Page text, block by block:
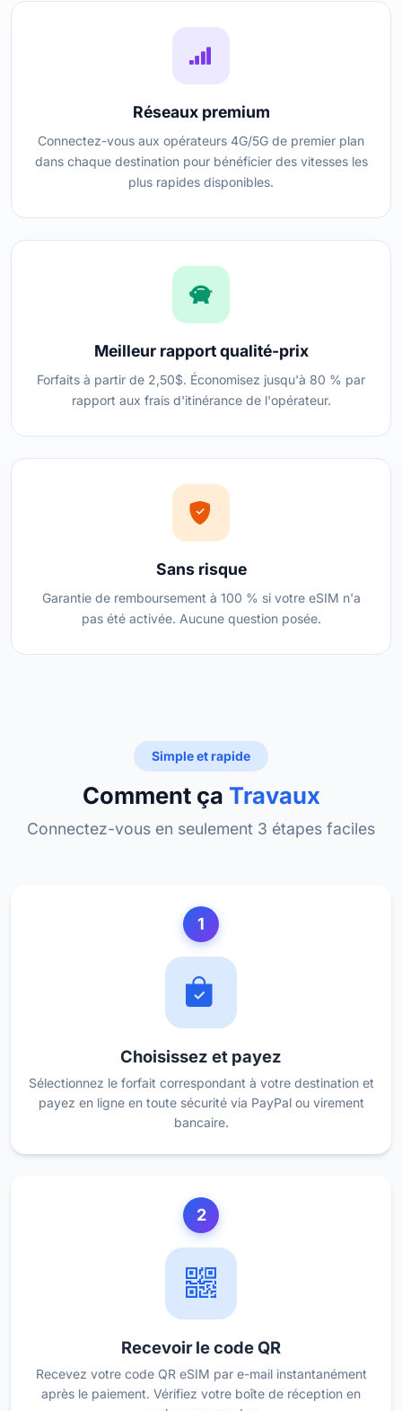
Réseaux premium
Connectez-vous aux opérateurs 4G/5G de premier plan
dans chaque destination pour bénéficier des vitesses les
plus rapides disponibles.
Meilleur rapport qualité-prix
Forfaits à partir de 2,50$. Économisez jusqu'à 80 % par
rapport aux frais d'itinérance de l'opérateur.
Sans risque
Garantie de remboursement à 100 % si votre eSIM n'a
pas été activée. Aucune question posée.
Simple et rapide
Comment ça Travaux
Connectez-vous en seulement 3 étapes faciles
1
Choisissez et payez
Sélectionnez le forfait correspondant à votre destination et
payez en ligne en toute sécurité via PayPal ou virement
bancaire.
2
Recevoir le code QR
Recevez votre code QR eSIM par e-mail instantanément
après le paiement. Vérifiez votre boîte de réception en